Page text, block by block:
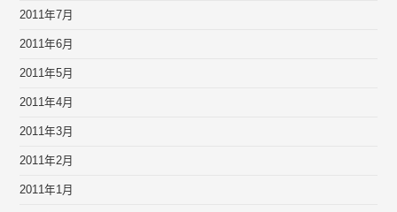
2011年7月
2011年6月
2011年5月
2011年4月
2011年3月
2011年2月
2011年1月